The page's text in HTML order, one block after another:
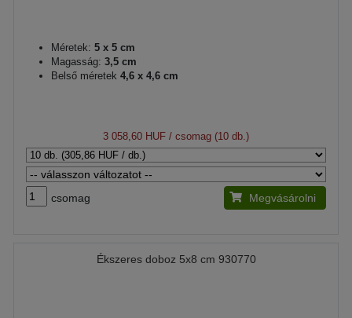
Méretek: 5 x 5 cm
Magasság: 3,5 cm
Belső méretek 4,6 x 4,6 cm
3 058,60 HUF / csomag (10 db.)
csomag Megvásárolni
Ékszeres doboz 5x8 cm 930770